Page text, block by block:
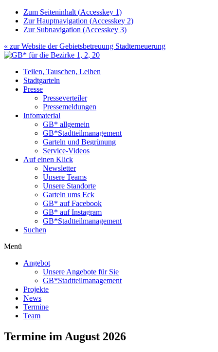
Zum Seiteninhalt (Accesskey 1)
Zur Hauptnavigation (Accesskey 2)
Zur Subnavigation (Accesskey 3)
« zur Website derGebietsbetreuung Stadterneuerung
Teilen, Tauschen, Leihen
Stadtgarteln
Presse
Presseverteiler
Pressemeldungen
Infomaterial
GB* allgemein
GB*Stadtteilmanagement
Garteln und Begrünung
Service-Videos
Auf einen Klick
Newsletter
Unsere Teams
Unsere Standorte
Garteln ums Eck
GB* auf Facebook
GB* auf Instagram
GB*Stadtteilmanagement
Suchen
Menü
Angebot
Unsere Angebote für Sie
GB*Stadtteilmanagement
Projekte
News
Termine
Team
Termine im August 2026